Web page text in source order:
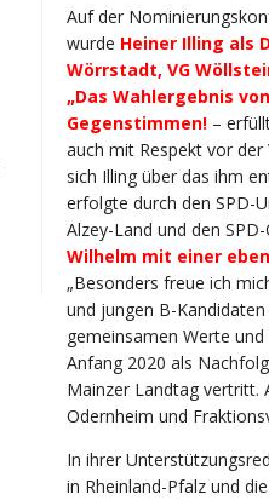
Auf der
wurde Heiner Illing als
Wörrstadt, VG
„Das Wahlergebnis
Gegenstimmen! –
auch mit Respekt vor
sich Illing über das ihm
erfolgte durch den SPD-
Alzey-Land und den
Wilhelm mit einer
„Besonders freue ich
und jungen B-
gemeinsamen Werte
Anfang 2020 als
Mainzer Landtag vertritt.
Odernheim und
In ihrer
in Rheinland-Pfalz und